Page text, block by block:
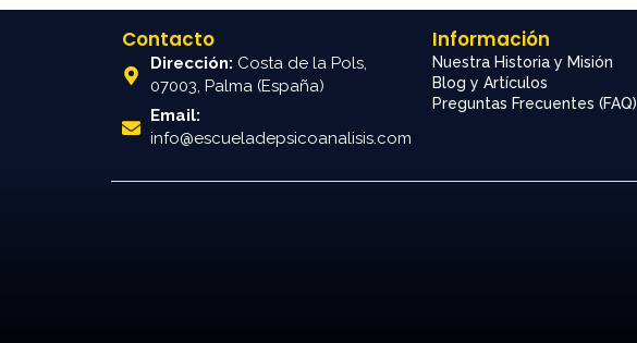
Contacto
Dirección: Costa de la Pols,
07003, Palma (España)
Email:
info@escueladepsicoanalisis.com
Información
Nuestra Historia y Misión
Blog y Artículos
Preguntas Frecuentes (FAQ)